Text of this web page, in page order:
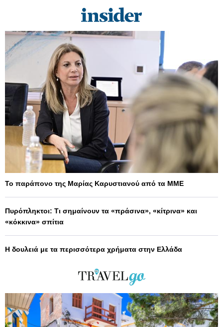
Το παράπονο της Μαρίας Καρυστιανού από τα ΜΜΕ
Πυρόπληκτοι: Τι σημαίνουν τα «πράσινα», «κίτρινα» και
«κόκκινα» σπίτια
Η δουλειά με τα περισσότερα χρήματα στην Ελλάδα